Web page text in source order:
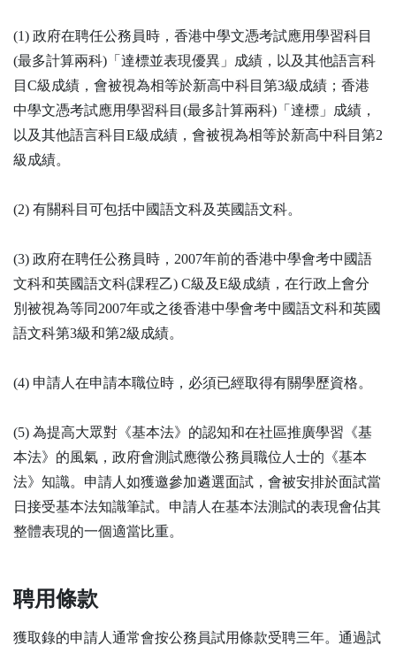
(1) 政府在聘任公務員時，香港中學文憑考試應用學習科目
(最多計算兩科)「達標並表現優異」成績，以及其他語言科
目C級成績，會被視為相等於新高中科目第3級成績；香港
中學文憑考試應用學習科目(最多計算兩科)「達標」成績，
以及其他語言科目E級成績，會被視為相等於新高中科目第2
級成績。
(2) 有關科目可包括中國語文科及英國語文科。
(3) 政府在聘任公務員時，2007年前的香港中學會考中國語
文科和英國語文科(課程乙) C級及E級成績，在行政上會分
別被視為等同2007年或之後香港中學會考中國語文科和英國
語文科第3級和第2級成績。
(4) 申請人在申請本職位時，必須已經取得有關學歷資格。
(5) 為提高大眾對《基本法》的認知和在社區推廣學習《基
本法》的風氣，政府會測試應徵公務員職位人士的《基本
法》知識。申請人如獲邀參加遴選面試，會被安排於面試當
日接受基本法知識筆試。申請人在基本法測試的表現會佔其
整體表現的一個適當比重。
聘用條款
獲取錄的申請人通常會按公務員試用條款受聘三年。通過試